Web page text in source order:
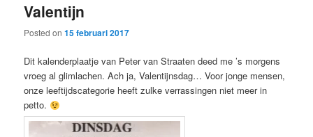
Valentijn
Posted on15 februari 2017
Dit kalenderplaatje van Peter van Straaten deed me ’s morgens
vroeg al glimlachen. Ach ja, Valentijnsdag… Voor jonge mensen,
onze leeftijdscategorie heeft zulke verrassingen niet meer in
petto.